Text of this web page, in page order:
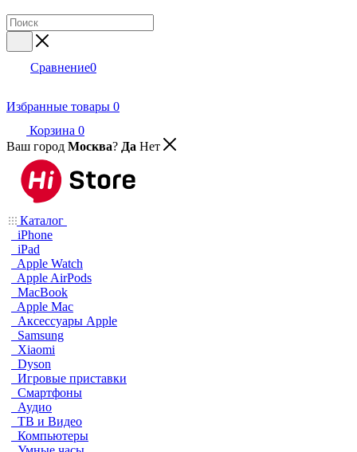
Сравнение0
Избранные товары 0
Корзина 0
Ваш город Москва? Да Нет
Каталог
iPhone
iPad
Apple Watch
Apple AirPods
MacBook
Apple Mac
Аксессуары Apple
Samsung
Xiaomi
Dyson
Игровые приставки
Смартфоны
Аудио
ТВ и Видео
Компьютеры